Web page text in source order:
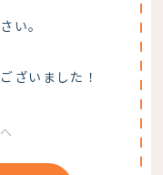
い。
ざいました！